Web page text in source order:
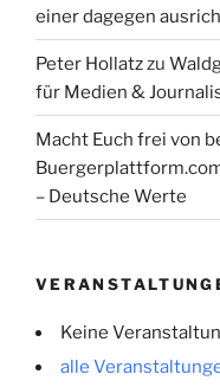
einer dagegen
Peter Hollatzzu
für Medien &
Macht Euch frei von
– Deutsche Werte
Keine
alle